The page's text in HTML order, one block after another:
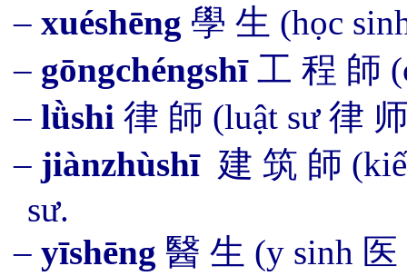
– xuéshēng 學 生 (học
– gōngchéngshī工 程 師
– lǜshi 律 師 (luật sư律
– jiànzhùshī 建 筑 師
sư.
– yīshēng 醫 生 (y sinh